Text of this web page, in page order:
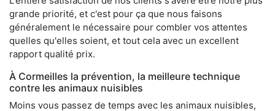
grande priorité, et c'est pour ça que nous faisons
généralement le nécessaire pour combler vos attentes
quelles qu'elles soient, et tout cela avec un excellent
rapport qualité prix.
À Cormeilles la prévention, la meilleure technique
contre les animaux nuisibles
Moins vous passez de temps avec les animaux nuisibles,